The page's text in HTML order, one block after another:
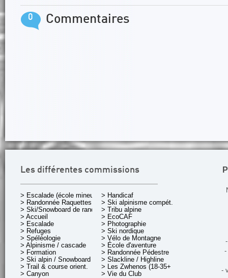
0 Commentaires
Les différentes commissions
> Escalade (école mineurs)
> Randonnée Raquettes
> Ski/Snowboard de rando.
> Accueil
> Escalade
> Refuges
> Spéléologie
> Alpinisme / cascade
> Formation
> Ski alpin / Snowboard
> Trail & course orient.
> Canyon
> Handicaf
> Ski alpinisme compét.
> Tribu alpine
> EcoCAF
> Photographie
> Ski nordique
> Vélo de Montagne
> École d'aventure
> Randonnée Pédestre
> Slackline / Highline
> Les Zwhenos (18-35+ ans)
> Vie du Club
-
-